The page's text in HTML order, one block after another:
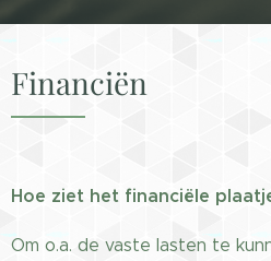
Financiën
Hoe ziet het financiële
Om o.a. de vaste lasten te